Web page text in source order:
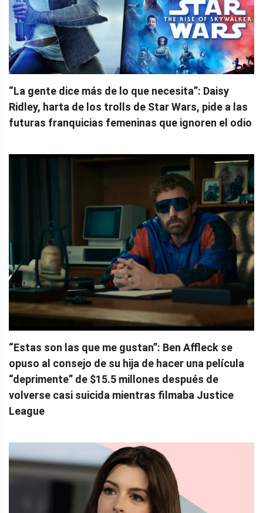
“La gente dice más de lo que necesita”: Daisy
Ridley, harta de los trolls de Star Wars, pide a las
futuras franquicias femeninas que ignoren el odio
“Estas son las que me gustan”: Ben Affleck se
opuso al consejo de su hija de hacer una película
“deprimente” de $15.5 millones después de
volverse casi suicida mientras filmaba Justice
League